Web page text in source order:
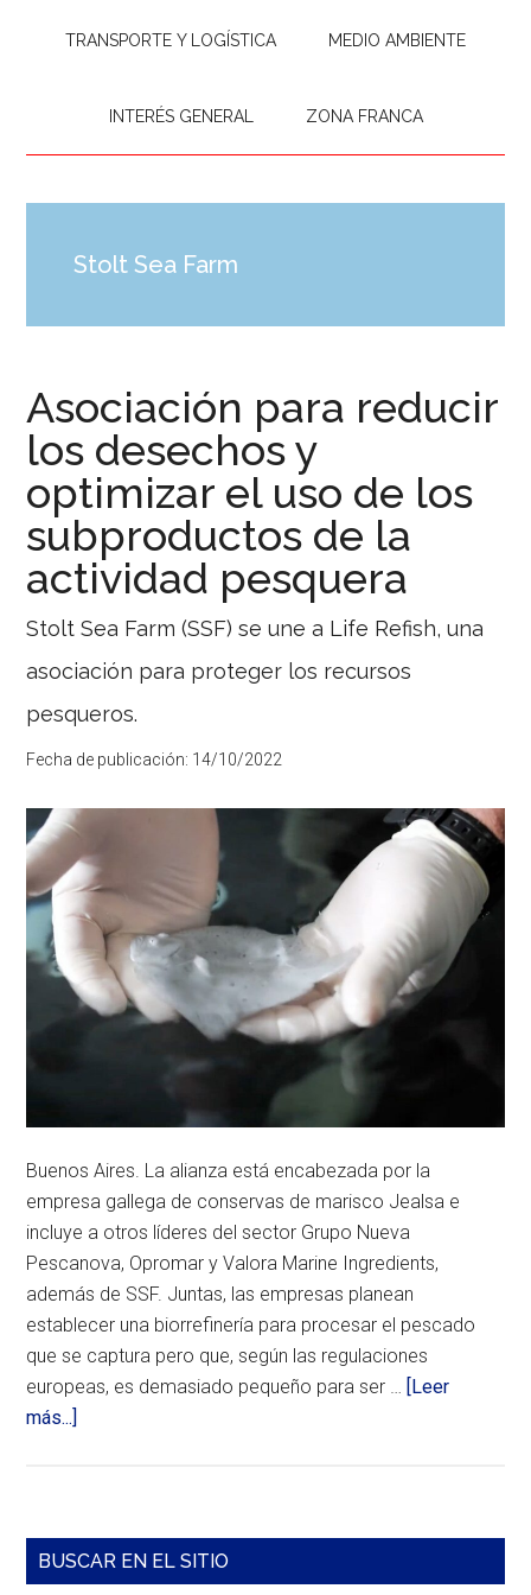
TRANSPORTE Y LOGÍSTICA MEDIO AMBIENTE
INTERÉS GENERAL ZONA FRANCA
Stolt Sea Farm
Asociación para reducir
los desechos y
optimizar el uso de los
subproductos de la
actividad pesquera
Stolt Sea Farm (SSF) se une a Life Refish, una
asociación para proteger los recursos
pesqueros.
Fecha de publicación: 14/10/2022
Buenos Aires. La alianza está encabezada por la
empresa gallega de conservas de marisco Jealsa e
incluye a otros líderes del sector Grupo Nueva
Pescanova, Opromar y Valora Marine Ingredients,
además de SSF. Juntas, las empresas planean
establecer una biorrefinería para procesar el pescado
que se captura pero que, según las regulaciones
europeas, es demasiado pequeño para ser … [Leer
más...]
reducir
los
Barra
BUSCAR EN EL SITIO